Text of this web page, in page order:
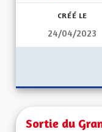
CRÉÉ LE
24/04/2023
Sortie du